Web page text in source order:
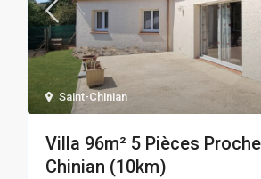
Saint-Chinian
Villa 96m² 5 Pièces
Chinian (10km)